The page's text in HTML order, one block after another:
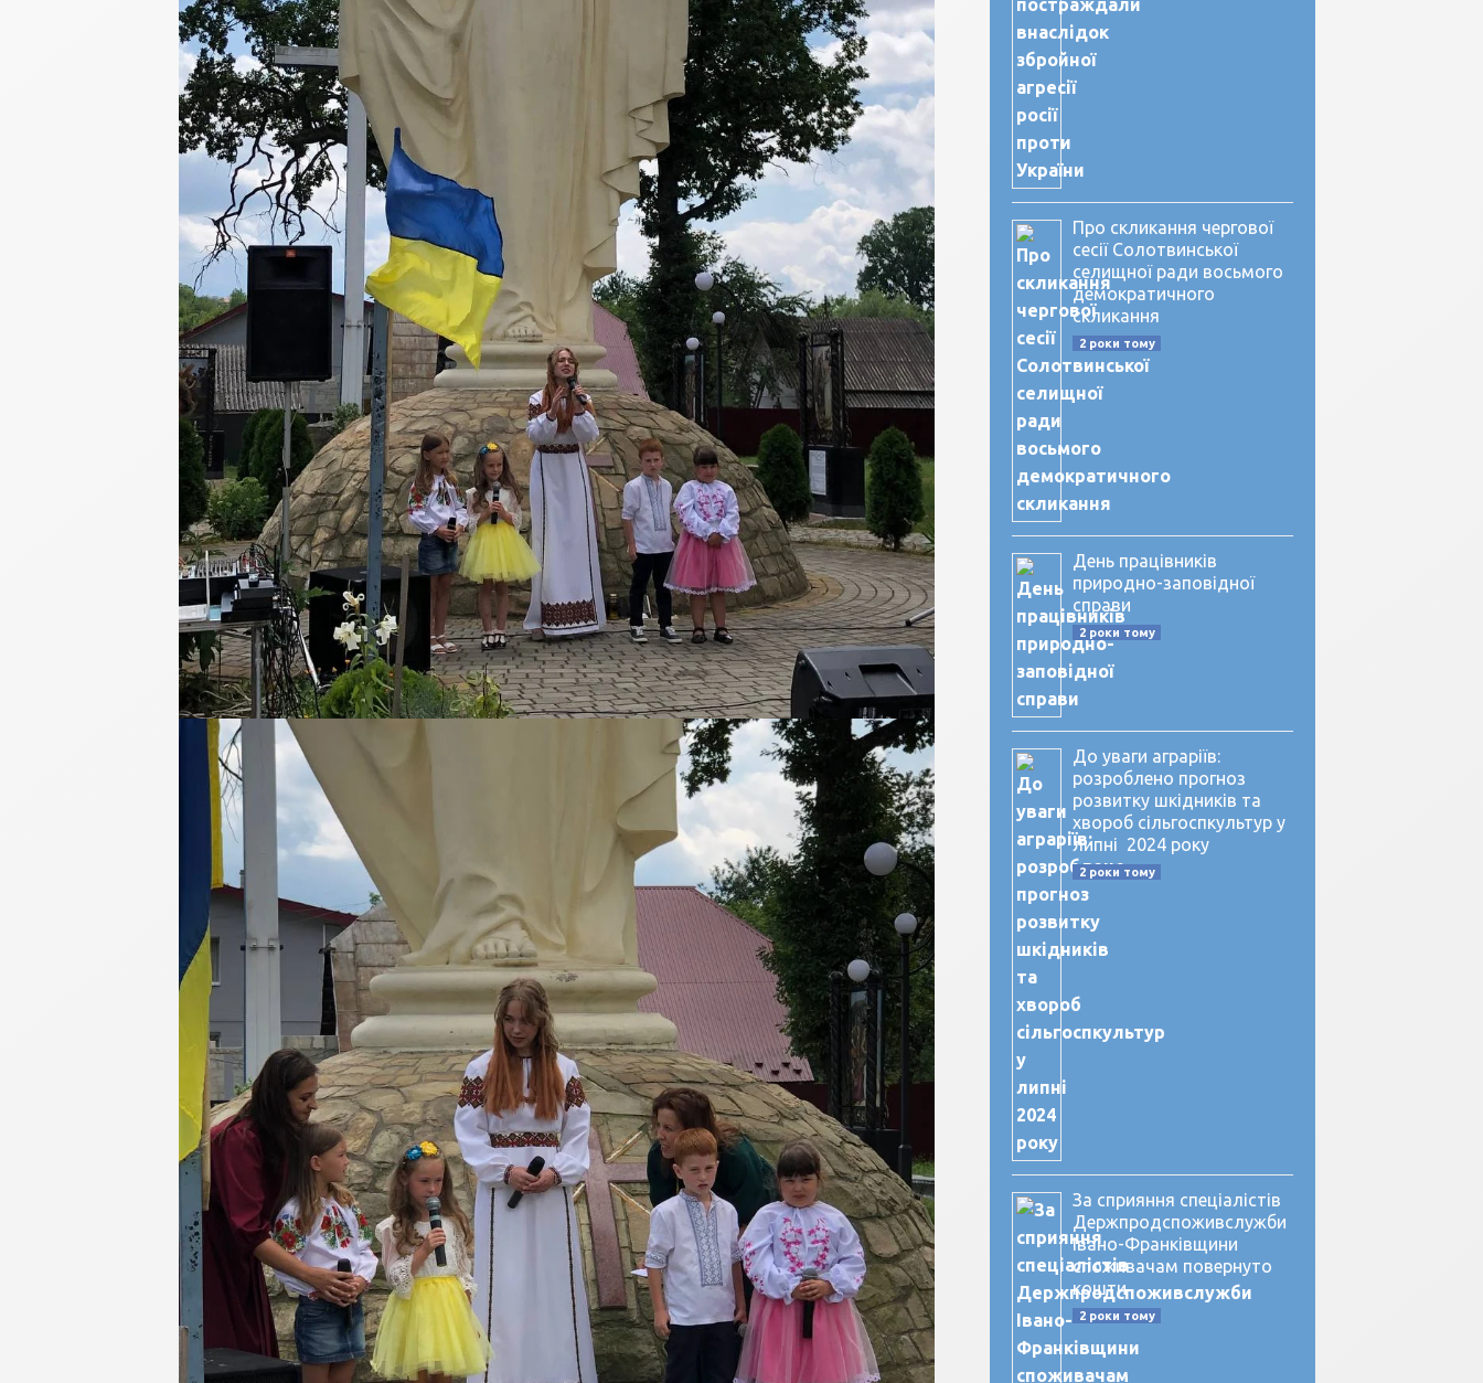
Про скликання чергової
сесії Солотвинської
селищної ради восьмого
демократичного
скликання
2 роки тому
День працівників
природно-заповідної
справи
2 роки тому
До уваги аграріїв:
розроблено прогноз
розвитку шкідників та
хвороб сільгоспкультур у
липні 2024 року
2 роки тому
За сприяння спеціалістів
Держпродспоживслужби
Івано-Франківщини
споживачам повернуто
кошти
2 роки тому